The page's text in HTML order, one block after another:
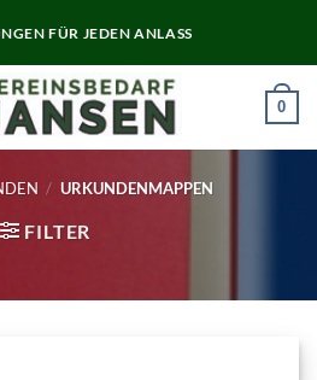
FÜR JEDEN ANLASS
0
/ URKUNDENMAPPEN
FILTER